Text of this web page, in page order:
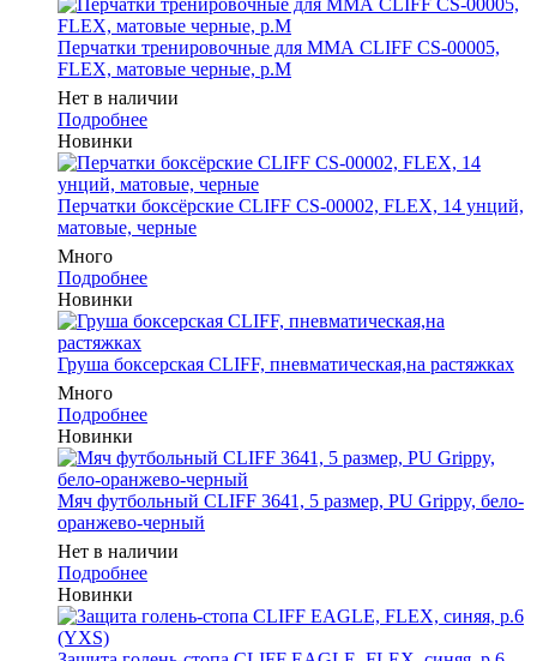
Перчатки тренировочные для ММА CLIFF CS-00005,
FLEX, матовые черные, р.M
Нет в наличии
Подробнее
Новинки
Перчатки боксёрские CLIFF CS-00002, FLEX, 14 унций,
матовые, черные
Много
Подробнее
Новинки
Груша боксерская CLIFF, пневматическая,на растяжках
Много
Подробнее
Новинки
Мяч футбольный CLIFF 3641, 5 размер, PU Grippy, бело-
оранжево-черный
Нет в наличии
Подробнее
Новинки